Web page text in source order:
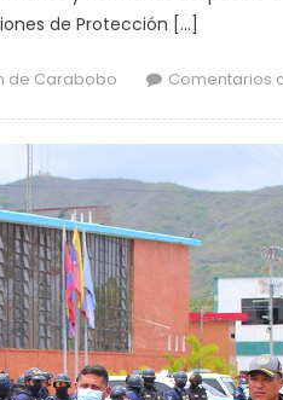
de Protección […]
de Carabobo Comentarios